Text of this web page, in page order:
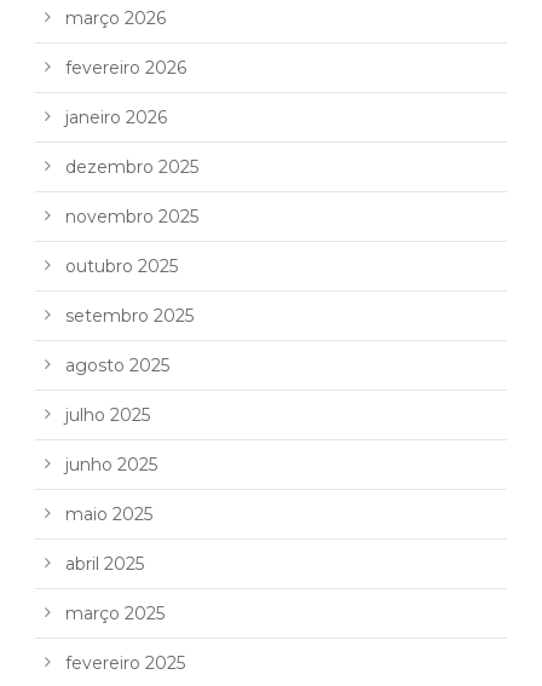
março 2026
fevereiro 2026
janeiro 2026
dezembro 2025
novembro 2025
outubro 2025
setembro 2025
agosto 2025
julho 2025
junho 2025
maio 2025
abril 2025
março 2025
fevereiro 2025